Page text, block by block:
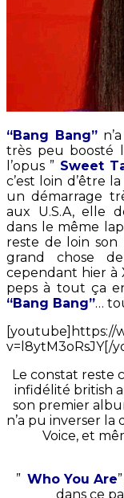
“Bang Bang”
très peu boosté
l’opus ” Sweet
c’est loin d’être
un démarrage
aux U.S.A, elle
dans le même
reste de loin son
grand chose
cependant hier à
peps à tout ça
“Bang Bang”…
[youtube]https://
v=l8ytM3oRsJY[/
Le constat reste
infidélité british
son premier
n’a pu inverser la
Voice, et
” Who You Are
dans ce